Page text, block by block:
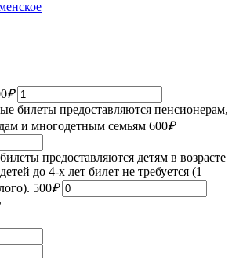
₽
билеты предоставляются пенсионерам,
и многодетным семьям 600₽
предоставляются детям в возрасте
до 4-х лет билет не требуется (1
500₽